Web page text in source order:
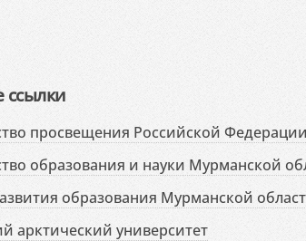
ссылки
просвещения Российской Федерации
образования и науки Мурманской
образования Мурманской
арктический университет